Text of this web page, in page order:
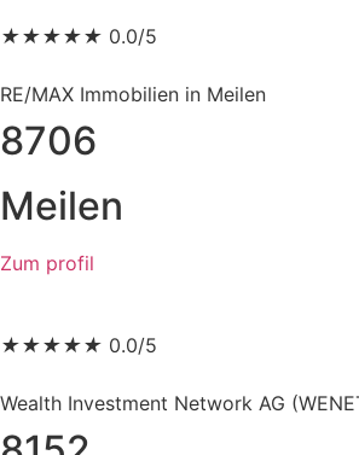
★★★★★ 0.0/5
RE/MAX Immobilien in Meilen
8706
Meilen
Zum profil
★★★★★ 0.0/5
Wealth Investment Network AG